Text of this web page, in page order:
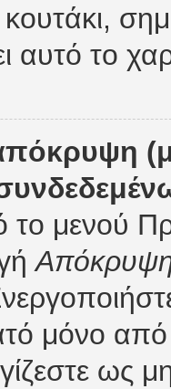
αυτό το
το μενού
Απόκρυψη
μόνο από
ως